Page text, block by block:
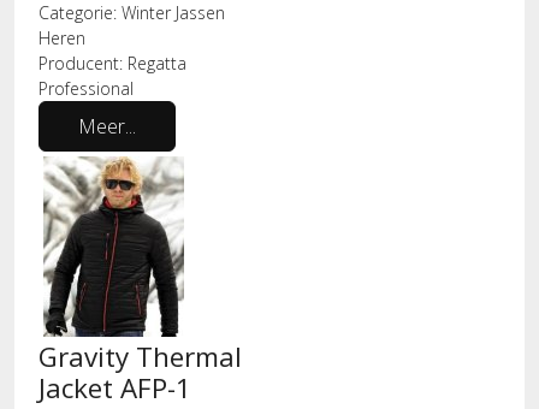
Categorie: Winter Jassen
Heren
Producent: Regatta
Professional
Meer...
Gravity Thermal
Jacket AFP-1